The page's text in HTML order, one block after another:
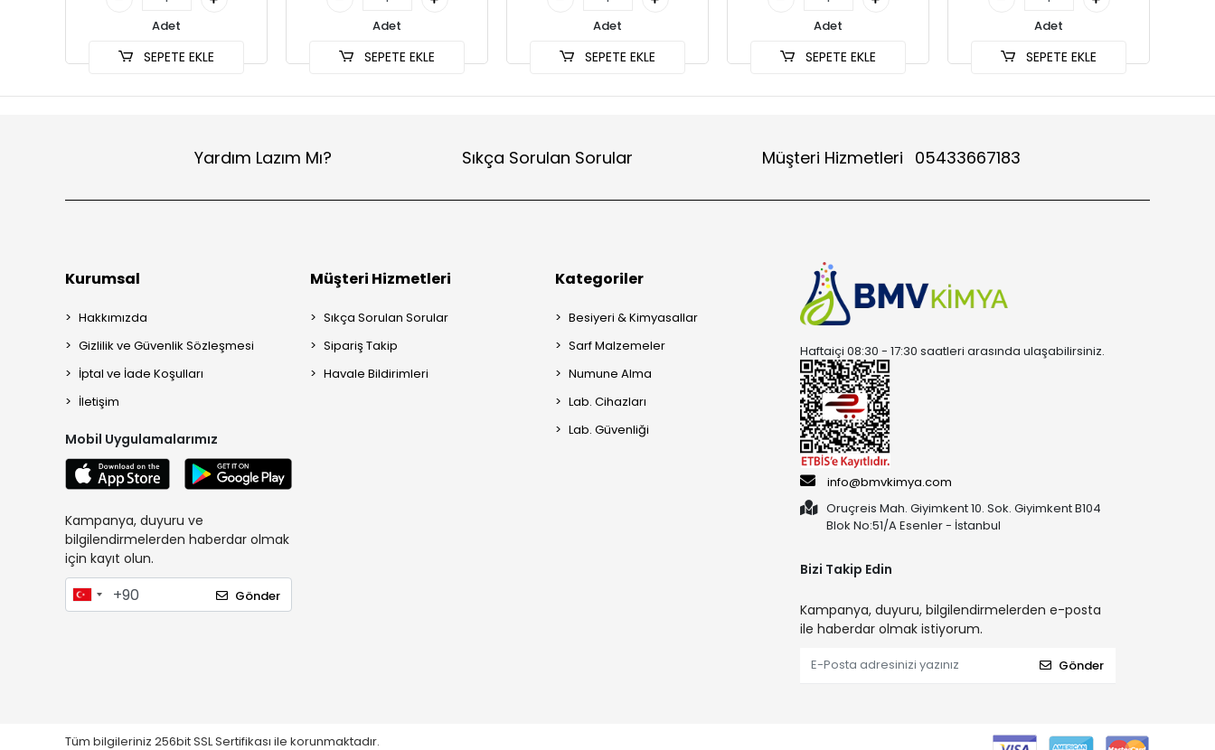
Adet
SEPETE EKLE
Adet
SEPETE EKLE
Adet
SEPETE EKLE
Adet
SEPETE EKLE
Adet
SEPETE EKLE
Yardım Lazım Mı? Sıkça Sorulan Sorular Müşteri Hizmetleri 05433667183
Kurumsal
Hakkımızda
Gizlilik ve Güvenlik Sözleşmesi
İptal ve İade Koşulları
İletişim
Mobil Uygulamalarımız
Kampanya, duyuru ve
bilgilendirmelerden haberdar olmak
için kayıt olun.
Gönder
Müşteri Hizmetleri
Sıkça Sorulan Sorular
Sipariş Takip
Havale Bildirimleri
Kategoriler
Besiyeri & Kimyasallar
Sarf Malzemeler
Numune Alma
Lab. Cihazları
Lab. Güvenliği
Haftaiçi 08:30 - 17:30 saatleri arasında ulaşabilirsiniz.
info@bmvkimya.com
Oruçreis Mah. Giyimkent 10. Sok. Giyimkent B104
Blok No:51/A Esenler - İstanbul
Bizi Takip Edin
Kampanya, duyuru, bilgilendirmelerden e-posta
ile haberdar olmak istiyorum.
Gönder
Tüm bilgileriniz 256bit SSL Sertifikası ile korunmaktadır.